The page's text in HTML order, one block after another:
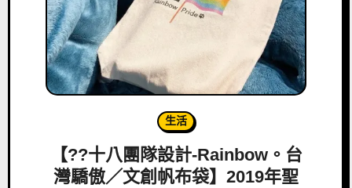
生活
【?️‍?十八團隊設計-Rainbow。台
灣驕傲／文創帆布袋】2019年聖